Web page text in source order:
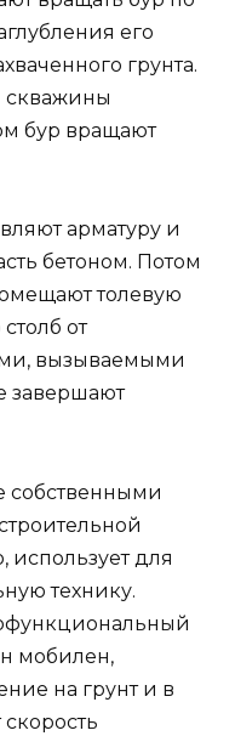
его
грунта.
скважины
бур вращают
арматуру и
бетоном. Потом
толевую
от
вызываемыми
завершают
собственными
использует для
технику.
мобилен,
на грунт и в